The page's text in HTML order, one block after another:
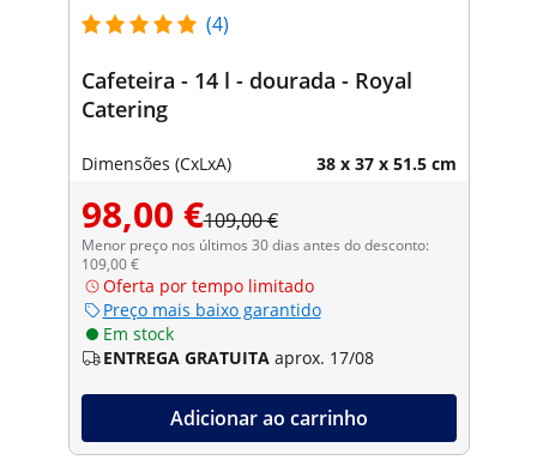
(4)
Cafeteira - 14 l - dourada - Royal
Catering
Dimensões (CxLxA) 38 x 37 x 51.5 cm
98,00 €109,00 €
Menor preço nos últimos 30 dias antes do desconto:
109,00 €
Oferta por tempo limitado
Preço mais baixo garantido
Em stock
ENTREGA GRATUITA aprox. 17/08
Adicionar ao carrinho